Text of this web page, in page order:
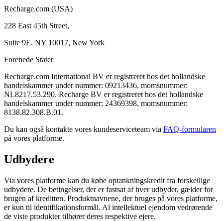
Recharge.com (USA)
228 East 45th Street,
Suite 9E, NY 10017, New York
Forenede Stater
Recharge.com International BV er registreret hos det hollandske
handelskammer under nummer: 09213436, momsnummer:
NL8217.53.290. Recharge BV er registreret hos det hollandske
handelskammer under nummer: 24369398, momsnummer:
8138.82.308.B.01.
Du kan også kontakte vores kundeserviceteam via FAQ-formularen
på vores platforme.
Udbydere
Via vores platforme kan du købe optankningskredit fra forskellige
udbydere. De betingelser, der er fastsat af hver udbyder, gælder for
brugen af ​​kreditten. Produktnavnene, der bruges på vores platforme,
er kun til identifikationsformål. Al intellektuel ejendom vedrørende
de viste produkter tilhører deres respektive ejere.